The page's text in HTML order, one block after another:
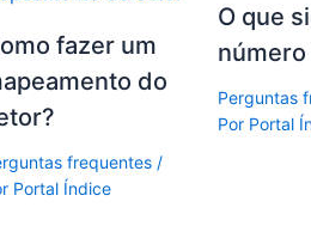
fazer um
do
frequentes /
Portal Índice
O que
Perguntas
Por Portal